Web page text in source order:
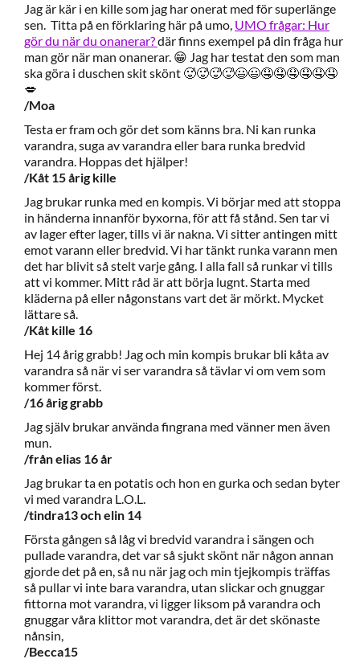
Jag är kär i en kille som jag har onerat med för superlänge
sen. Titta på en förklaring här på umo, UMO frågar: Hur
gör du när du onanerar?där finns exempel på din fråga hur
man gör när man onanerar. 😁 Jag har testat den som man
ska göra i duschen skit skönt 🥵🥵🥵🥵😃😃🤤🤤🤤🤤🤤🤤
💋
/Moa
Testa er fram och gör det som känns bra. Ni kan runka
varandra, suga av varandra eller bara runka bredvid
varandra. Hoppas det hjälper!
/Kåt 15 årig kille
Jag brukar runka med en kompis. Vi börjar med att stoppa
in händerna innanför byxorna, för att få stånd. Sen tar vi
av lager efter lager, tills vi är nakna. Vi sitter antingen mitt
emot varann eller bredvid. Vi har tänkt runka varann men
det har blivit så stelt varje gång. I alla fall så runkar vi tills
att vi kommer. Mitt råd är att börja lugnt. Starta med
kläderna på eller någonstans vart det är mörkt. Mycket
lättare så.
/Kåt kille 16
Hej 14 årig grabb! Jag och min kompis brukar bli kåta av
varandra så när vi ser varandra så tävlar vi om vem som
kommer först.
/16 årig grabb
Jag själv brukar använda fingrana med vänner men även
mun.
/från elias 16 år
Jag brukar ta en potatis och hon en gurka och sedan byter
vi med varandra L.O.L.
/tindra13 och elin 14
Första gången så låg vi bredvid varandra i sängen och
pullade varandra, det var så sjukt skönt när någon annan
gjorde det på en, så nu när jag och min tjejkompis träffas
så pullar vi inte bara varandra, utan slickar och gnuggar
fittorna mot varandra, vi ligger liksom på varandra och
gnuggar våra klittor mot varandra, det är det skönaste
nånsin,
/Becca15